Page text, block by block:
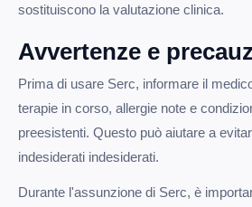
sostituiscono la valutazione clinica.
Avvertenze e
Prima di usare Serc, informare il
terapie in corso, allergie note e
preesistenti. Questo può aiutare a
indesiderati indesiderati.
Durante l'assunzione di Serc, è